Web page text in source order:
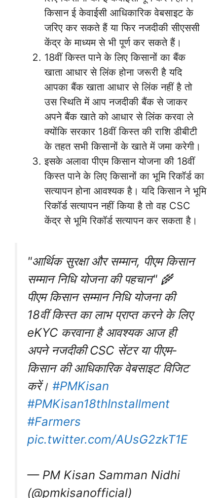
किसान ई केवाईसी आधिकारिक वेबसाइट के
जरिए कर सकते हैं या फिर नजदीकी सीएससी
केंद्र के माध्यम से भी पूर्ण कर सकते हैं।
18वीं किस्त पाने के लिए किसानों का बैंक
खाता आधार से लिंक होना जरूरी है यदि
आपका बैंक खाता आधार से लिंक नहीं है तो
उस स्थिति में आप नजदीकी बैंक से जाकर
अपने बैंक खाते को आधार से लिंक करवा ले
क्योंकि सरकार 18वीं किस्त की राशि डीबीटी
के तहत सभी किसानों के खाते में जमा करेगी।
इसके अलावा पीएम किसान योजना की 18वीं
किस्त पाने के लिए किसानों का भूमि रिकॉर्ड का
सत्यापन होना आवश्यक है। यदि किसान ने भूमि
रिकॉर्ड सत्यापन नहीं किया है तो वह CSC
केंद्र से भूमि रिकॉर्ड सत्यापन कर सकता है।
"आर्थिक सुरक्षा और सम्मान, पीएम किसान
सम्मान निधि योजना की पहचान" 🌾
पीएम किसान सम्मान निधि योजना की
18वीं किस्त का लाभ प्राप्त करने के लिए
eKYC करवाना है आवश्यक आज ही
अपने नजदीकी CSC सेंटर या पीएम-
किसान की आधिकारिक वेबसाइट विजिट
करें। #PMKisan
#PMKisan18thInstallment
#Farmers
pic.twitter.com/AUsG2zkT1E
— PM Kisan Samman Nidhi
(@pmkisanofficial)